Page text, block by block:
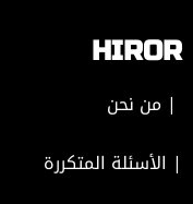
HIROR
| من نحن
| الأسئلة المتكررة